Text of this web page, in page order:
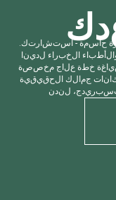
دك ة حاسمة - استشار تك.
الأطباء الخبر اء لدينا
ياغة خطة علاج مخصصة
انات جمالك الحقيقية
سبر يدج، لندن